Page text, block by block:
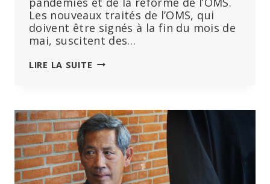
Les nouveaux traités de l’OMS, qui
doivent être signés à la fin du mois de
mai, suscitent des…
LIRE LA SUITE OPPOSITION
À
L’ÉLARGISSEMENT
DES
POUVOIRS
DE
L’OMS